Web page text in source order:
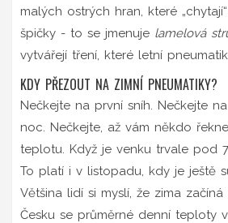
malých ostrých hran, které
špičky - to se jmenuje lamelová
vytvářejí tření, které letní
KDY PŘEZOUT NA ZIMNÍ PNEUMATIKY?
Nečkejte na první sníh. Nečkejte
noc. Nečkejte, až vám někdo
teplotu. Když je venku trvale pod
To platí i v listopadu, kdy je ještě
Většina lidí si myslí, že zima
Česku se průměrné denní teploty